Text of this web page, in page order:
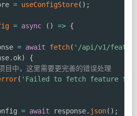
= useConfigStore( ) ;
= async ( ) => {
= await fetch( '/api/v1/
. ok)
{
中，这里需要更完善的错误处理
( 'Failed to fetch feature
= await response. json( ) ;